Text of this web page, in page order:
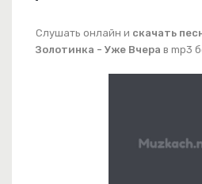
Слушать онлайн и скачать
Золотинка - Уже Вчера в mp3